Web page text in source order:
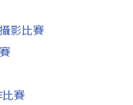
影比賽
賽